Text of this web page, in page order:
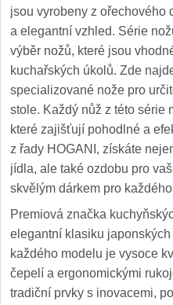
jsou vyrobeny z ořechového
a elegantní vzhled. Série
výběr nožů, které jsou
kuchařských úkolů. Zde
specializované nože pro
stole. Každý nůž z této série
které zajišťují pohodlné a
z řady HOGANI, získáte
jídla, ale také ozdobu pro
skvělým dárkem pro
Premiová značka
elegantní klasiku
každého modelu je vysoce
čepelí a ergonomickými
tradiční prvky s inovacemi,